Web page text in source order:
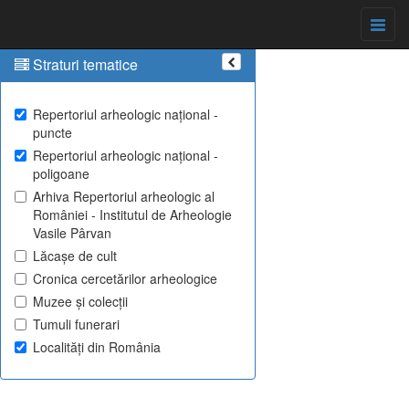
Straturi tematice
Repertoriul arheologic național -
puncte
Repertoriul arheologic național -
poligoane
Arhiva Repertoriul arheologic al
României - Institutul de Arheologie
Vasile Pârvan
Lăcașe de cult
Cronica cercetărilor arheologice
Muzee și colecții
Tumuli funerari
Localități din România